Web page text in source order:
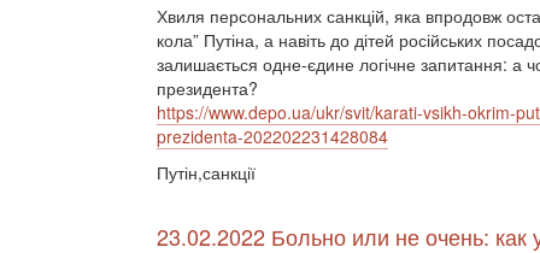
Хвиля персональних санкцій, яка впродовж
кола” Путіна, а навіть до дітей російських
залишається одне-єдине логічне запитання: а
президента?
https://www.depo.ua/ukr/svit/karati-vsikh-okrim-
prezidenta-202202231428084
Путін,санкції
23.02.2022 Больно или не очень: как